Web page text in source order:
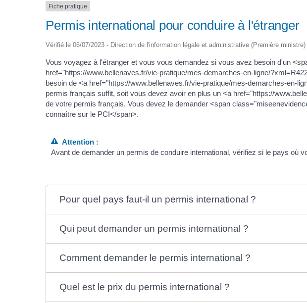
Fiche pratique
Permis international pour conduire à l'étranger
Vérifié le 06/07/2023 - Direction de l'information légale et administrative (Première ministre)
Vous voyagez à l'étranger et vous vous demandez si vous avez besoin d'un
href="https://www.bellenaves.fr/vie-pratique/mes-demarches-en-ligne/
besoin de <a href="https://www.bellenaves.fr/vie-pratique/mes-demarches-en-
permis français suffit, soit vous devez avoir en plus un <a href="https://
de votre permis français. Vous devez le demander <span
connaître sur le PCI</span>.
Attention :
Avant de demander un permis de conduire international, vérifiez si le pays où
Pour quel pays faut-il un permis international ?
Qui peut demander un permis international ?
Comment demander le permis international ?
Quel est le prix du permis international ?